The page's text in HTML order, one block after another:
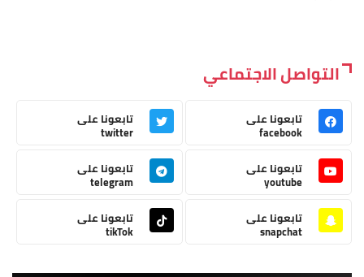
التواصل الاجتماعي
تابعونا على
facebook
تابعونا على
twitter
تابعونا على
youtube
تابعونا على
telegram
تابعونا على
snapchat
تابعونا على
tikTok